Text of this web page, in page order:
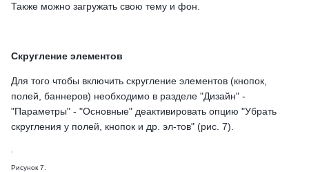
Также можно загружать свою тему и фон.
Скругление элементов
Для того чтобы включить скругление элементов (кнопок,
полей, баннеров) необходимо в разделе "Дизайн" -
"Параметры" - "Основные" деактивировать опцию "Убрать
скругления у полей, кнопок и др. эл-тов" (рис. 7).
Рисунок 7.